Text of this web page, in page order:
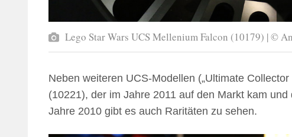
Lego Star Wars UCS Mellenium Falcon (10179) | ©
Neben weiteren UCS-Modellen („Ultimate
(10221), der im Jahre 2011 auf den Markt kam
Jahre 2010 gibt es auch Raritäten zu sehen.